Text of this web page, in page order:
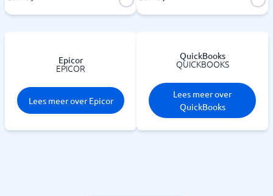
Epicor
EPICOR
Lees meer over Epicor
QuickBooks
QUICKBOOKS
Lees meer over
QuickBooks